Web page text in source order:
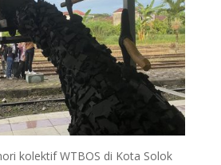
kolektif WTBOS di Kota Solok